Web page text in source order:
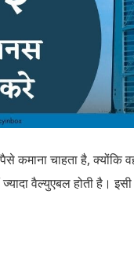
कमाना चाहता है, क्योंकि
वैल्युएबल होती है।